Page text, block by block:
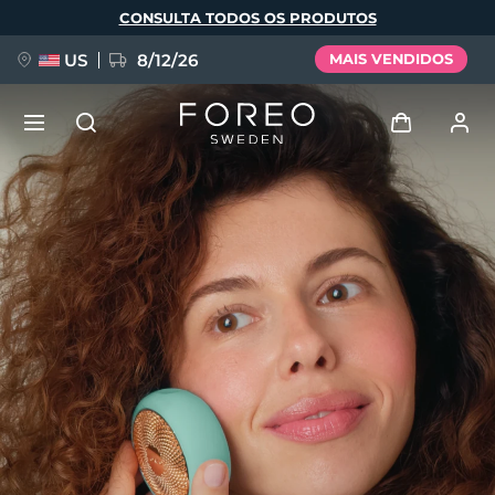
principal
CONSULTA TODOS OS PRODUTOS
US 8/12/26 MAIS VENDIDOS
Entrar
Perfil de usuário
Meus aparelhos
Meus pedidos
Meus endereços
As minhas subscrições
NOVIDADE
FAQ™ Pure Beauty-Tech Elixir
BREAKING NEWS
issa™ Teeth Whitening Set
Idioma
English Deutsch
Español
Français
Italiano
Português
Polski
Svenska
Русский
Türkçe
简体中文 繁體中文